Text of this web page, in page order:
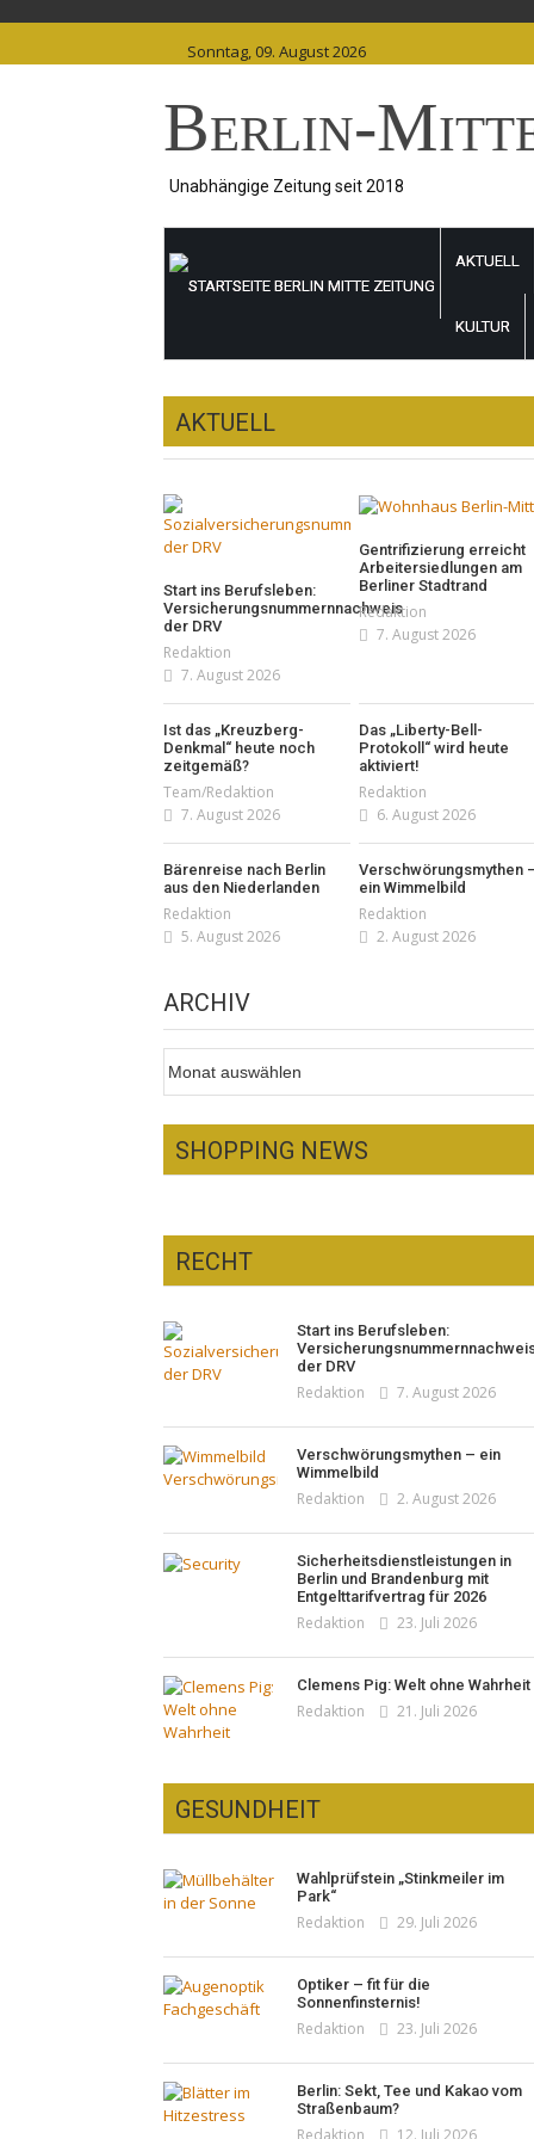
content
Sonntag, 09. August 2026
Berlin-
Unabhängige Zeitung seit 2018
AKTUELL
KULTUR
AKTUELL
Start ins Berufsleben:
Versicherungsnummernnachweis
der DRV
Redaktion
7. August 2026
Gentrifizierung erreicht
Arbeitersiedlungen am
Berliner Stadtrand
Redaktion
7. August 2026
Ist das „Kreuzberg-
Denkmal“ heute noch
zeitgemäß?
Team/Redaktion
7. August 2026
Das „Liberty-Bell-
Protokoll“ wird heute
aktiviert!
Redaktion
6. August 2026
Bärenreise nach Berlin
aus den Niederlanden
Redaktion
5. August 2026
Verschwörungsmythen
ein Wimmelbild
Redaktion
2. August 2026
ARCHIV
SHOPPING NEWS
Optiker – fit für die
Redaktion 23. Juli 2026
Sale und neuer Kollektion
Redaktion 19. Juli 2026
Woher kommt der Honig? – Neue
EU-Regeln gelten 14. Juni
RECHT
Start ins Berufsleben:
der DRV
Redaktion 7. August 2026
Verschwörungsmythen – ein
Wimmelbild
Redaktion 2. August 2026
Sicherheitsdienstleistungen in
Berlin und Brandenburg mit
Entgelttarifvertrag für 2026
Redaktion 23. Juli 2026
Clemens Pig: Welt ohne Wahrheit
Redaktion 21. Juli 2026
GESUNDHEIT
Wahlprüfstein „Stinkmeiler im
Park“
Redaktion 29. Juli 2026
Optiker – fit für die
Sonnenfinsternis!
Redaktion 23. Juli 2026
Berlin: Sekt, Tee und Kakao vom
Straßenbaum?
Redaktion 12. Juli 2026